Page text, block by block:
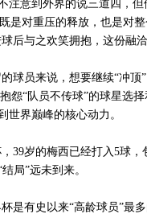
意到外界的说三道四，但
是对重压的释放，也是对
后与之欢笑拥抱，这份融
员来说，想要继续“冲顶”
怨“队员不传球”的球星选
世界巅峰的核心动力。
岁的梅西已经打入5球，
局”远未到来。
有史以来“高龄球员”最多